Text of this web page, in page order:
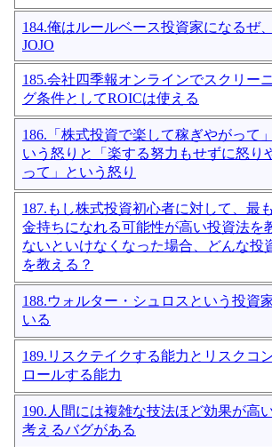
184.俺はルールベース投資家になるぜ、
JOJO
185.会社四季報オンラインでスクリー
グ条件としてROICは使える
186.「株式投資で楽して稼ぎやがって
いう怒りと「楽する努力もせずに怒り
って」という怒り
187.もし株式投資初心者に対して、最
金持ちになれる可能性が高い投資法を
ないといけなくなった場合、どんな投
を教える？
188.ウォルター・シュロスという投資
いる
189.リスクテイクする能力とリスクコ
ロールする能力
190.人間には複雑な技法ほど効果が高
考えるバグがある